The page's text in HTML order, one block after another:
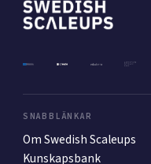
Mer
Ansök till
SNABBLÄNKAR
Om Swedish Scaleups
Kunskapsbank